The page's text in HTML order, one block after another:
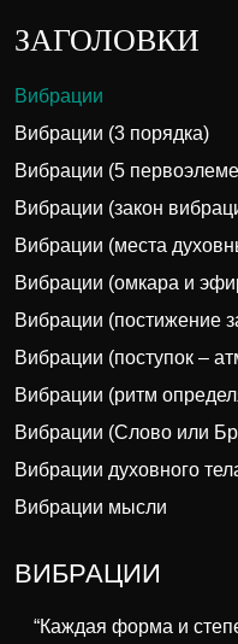
ЗАГОЛОВКИ
Вибрации
Вибрации (3 порядка)
Вибрации (5
Вибрации (закон
Вибрации (места
Вибрации (омкара и
Вибрации (постижение
Вибрации (поступок –
Вибрации (ритм
Вибрации (Слово или
Вибрации духовного
Вибрации мысли
ВИБРАЦИИ
“Каждая форма и